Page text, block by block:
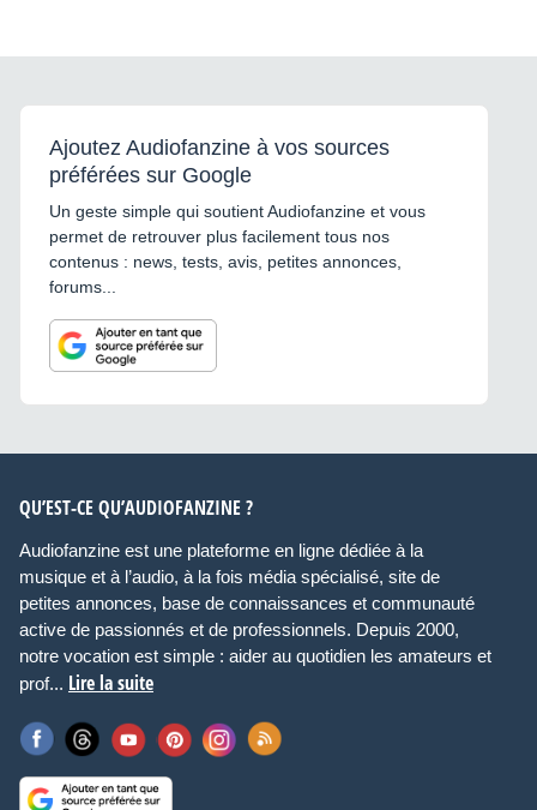
Ajoutez Audiofanzine à vos sources
préférées sur Google
Un geste simple qui soutient Audiofanzine et vous
permet de retrouver plus facilement tous nos
contenus : news, tests, avis, petites annonces,
forums...
QU’EST-CE QU’AUDIOFANZINE ?
Audiofanzine est une plateforme en ligne dédiée à la
musique et à l’audio, à la fois média spécialisé, site de
petites annonces, base de connaissances et communauté
active de passionnés et de professionnels. Depuis 2000,
notre vocation est simple : aider au quotidien les amateurs et
prof... Lire la suite